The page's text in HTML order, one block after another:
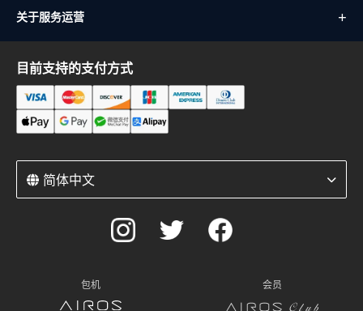
关于服务运营
目前支持的支付方式
简体中文
包机 会员